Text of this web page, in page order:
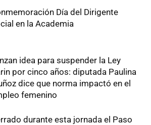
Día del Dirigente
en la Academia
idea para suspender la Ley
por cinco años: diputada Paulina
dice que norma impactó en el
femenino
durante esta jornada el Paso